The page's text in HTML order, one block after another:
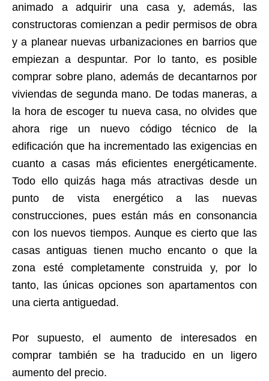
animado a adquirir una casa y, además, las
constructoras comienzan a pedir permisos de obra
y a planear nuevas urbanizaciones en barrios que
empiezan a despuntar. Por lo tanto, es posible
comprar sobre plano, además de decantarnos por
viviendas de segunda mano. De todas maneras, a
la hora de escoger tu nueva casa, no olvides que
ahora rige un nuevo código técnico de la
edificación que ha incrementado las exigencias en
cuanto a casas más eficientes energéticamente.
Todo ello quizás haga más atractivas desde un
punto de vista energético a las nuevas
construcciones, pues están más en consonancia
con los nuevos tiempos. Aunque es cierto que las
casas antiguas tienen mucho encanto o que la
zona esté completamente construida y, por lo
tanto, las únicas opciones son apartamentos con
una cierta antiguedad.
Por supuesto, el aumento de interesados en
comprar también se ha traducido en un ligero
aumento del precio.